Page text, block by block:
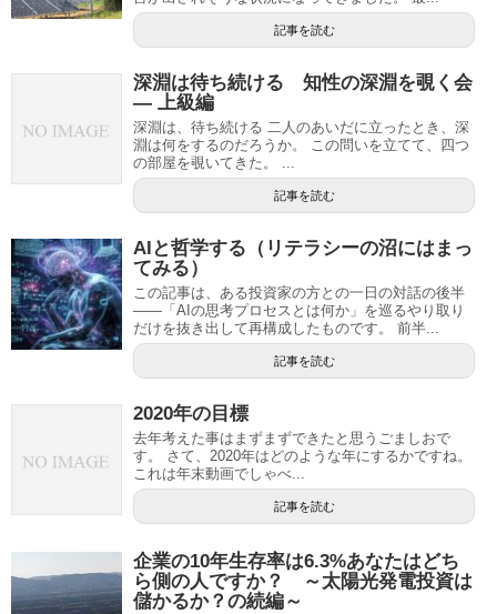
記事を読む
深淵は待ち続ける 知性の深淵を覗く会
— 上級編
深淵は、待ち続ける 二人のあいだに立ったとき、深
淵は何をするのだろうか。 この問いを立てて、四つ
の部屋を覗いてきた。 ...
記事を読む
AIと哲学する（リテラシーの沼にはまっ
てみる）
この記事は、ある投資家の方との一日の対話の後半
——「AIの思考プロセスとは何か」を巡るやり取り
だけを抜き出して再構成したものです。 前半...
記事を読む
2020年の目標
去年考えた事はまずまずできたと思うごましおで
す。 さて、2020年はどのような年にするかですね。
これは年末動画でしゃべ...
記事を読む
企業の10年生存率は6.3%あなたはどち
ら側の人ですか？ ～太陽光発電投資は
儲かるか？の続編～